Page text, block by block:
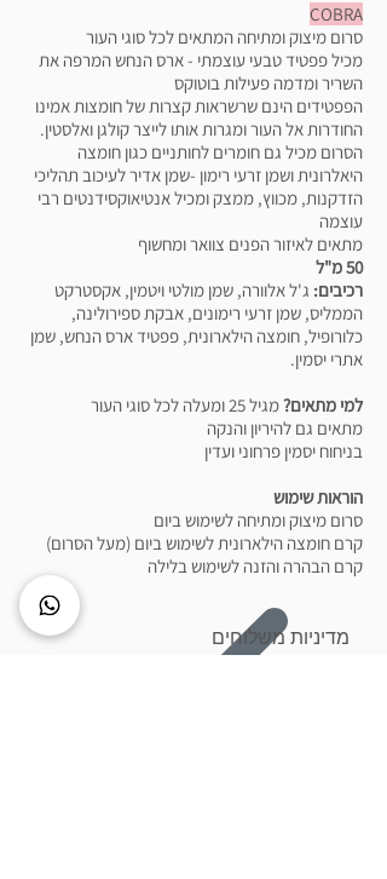
COBRA
סרום מיצוק ומתיחה המתאים לכל סוגי העור
מכיל פפטיד טבעי עוצמתי - ארס הנחש המרפה את
השריר ומדמה פעילות בוטוקס
הפפטידים הינם שרשראות קצרות של חומצות אמינו
החודרות אל העור ומגרות אותו לייצר קולגן ואלסטין.
הסרום מכיל גם חומרים לחותניים כגון חומצה
היאלרונית ושמן זרעי רימון -שמן אדיר לעיכוב תהליכי
הזדקנות, מכווץ, ממצק ומכיל אנטיאוקסידנטים רבי
עוצמה
מתאים לאיזור הפנים צוואר ומחשוף
50 מ"ל
רכיבים: ג'ל אלוורה, שמן מולטי ויטמין, אקסטרקט
הממליס, שמן זרעי רימונים, אבקת ספירולינה,
כלורופיל, חומצה הילארונית, פפטיד ארס הנחש, שמן
אתרי יסמין.
למי מתאים?מגיל 25 ומעלה לכל סוגי העור
מתאים גם להיריון והנקה
בניחוח יסמין פרחוני ועדין
הוראות שימוש
סרום מיצוק ומתיחה לשימוש ביום
קרם חומצה הילארונית לשימוש ביום (מעל הסרום)
קרם הבהרה והזנה לשימוש בלילה
מדיניות משלוחים